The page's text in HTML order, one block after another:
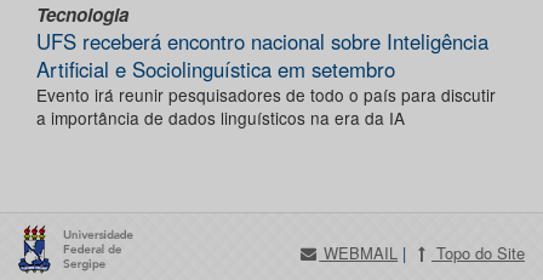
Tecnologia
UFS receberá encontro nacional sobre Inteligência
Artificial e Sociolinguística em setembro
Evento irá reunir pesquisadores de todo o país para discutir
a importância de dados linguísticos na era da IA
WEBMAIL | Topo do Site